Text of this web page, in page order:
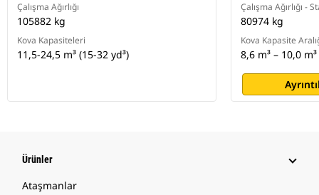
Çalışma Ağırlığı
105882 kg
Kova Kapasiteleri
11,5-24,5 m³ (15-32 yd³)
Çalışma Ağırlığı -
80974 kg
Kova Kapasite
8,6 m³ – 10,0
Ürünler
Ataşmanlar